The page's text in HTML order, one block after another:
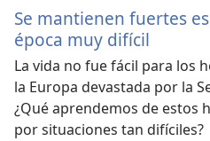
Se mantienen fuertes
época muy difícil
La vida no fue fácil para los
la Europa devastada por la
¿Qué aprendemos de estos
por situaciones tan difíciles?